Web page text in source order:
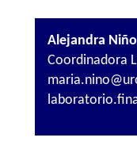
Alejandra
Coordinadora